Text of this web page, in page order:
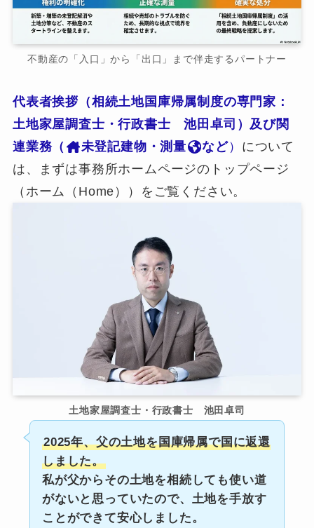
不動産の「入口」から「出口」まで伴走するパートナー
代表者挨拶（相続土地国庫帰属制度の専門家：
土地家屋調査士・行政書士 池田卓司）及び関
連業務（
未登記建物・測量 など） について
は、まずは事務所ホームページのトップページ
（ホーム（Home））をご覧ください。
土地家屋調査士・行政書士 池田卓司
2025年、父の土地を国庫帰属で国に返還
しました。
私が父からその土地を相続しても使い道
がないと思っていたので、土地を手放す
ことができて安心しました。